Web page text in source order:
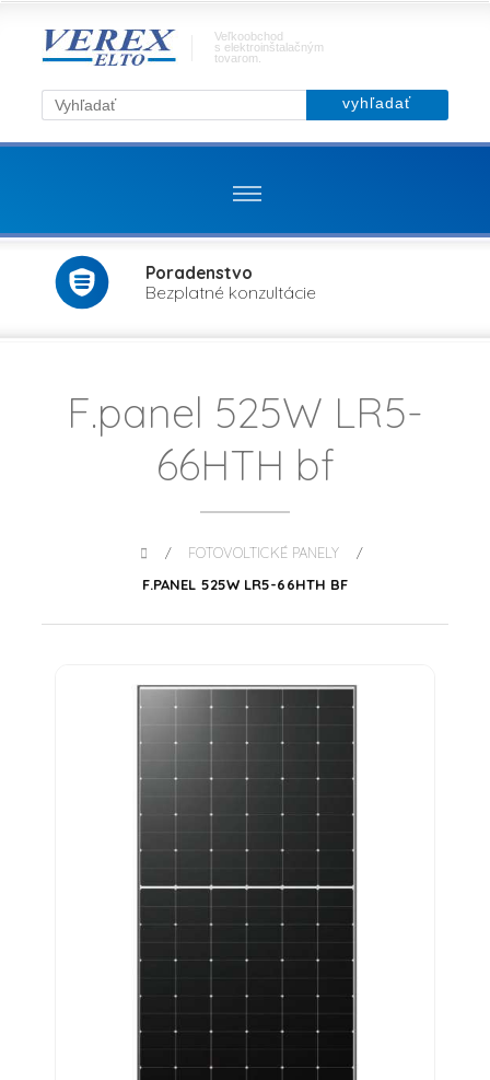
Veľkoobchod
s elektroinštalačným
tovarom.
Poradenstvo
Bezplatné konzultácie
F.panel 525W LR5-
66HTH bf
/ FOTOVOLTICKÉ PANELY /
F.PANEL 525W LR5-66HTH BF